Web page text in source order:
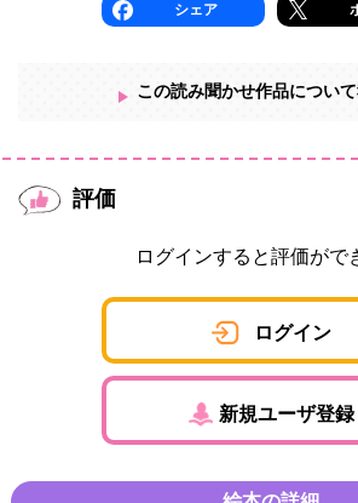
シェア
この読み聞かせ作品につい
評価
ログインすると評価がで
ログイン
新規ユーザ登録